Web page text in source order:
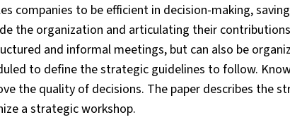
companies to be efficient in decision-making,
the organization and articulating their
and informal meetings, but can also be
to define the strategic guidelines to follow.
the quality of decisions. The paper describes the
a strategic workshop.